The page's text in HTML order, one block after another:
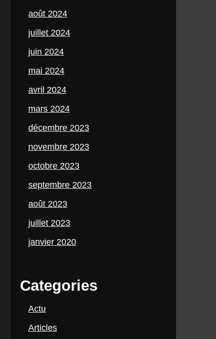
août 2024
juillet 2024
juin 2024
mai 2024
avril 2024
mars 2024
décembre 2023
novembre 2023
octobre 2023
septembre 2023
août 2023
juillet 2023
janvier 2020
Categories
Actu
Articles